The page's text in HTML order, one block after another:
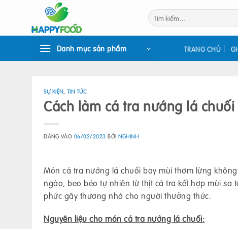
Tìm
kiếm:
Danh mục sản phẩm TRANG CHỦ
SỰ KIỆN, TIN TỨC
Cách làm cá tra nướng lá chuối
ĐĂNG VÀO 06/02/2023 BỞINGHINH
Món cá tra nướng lá chuối bay mùi thơm lừng
ngào, beo béo tự nhiên từ thịt cá tra kết hợp mùi
phức gây thương nhớ cho người thưởng thức.
Nguyên liệu cho món cá tra nướng lá chuối: